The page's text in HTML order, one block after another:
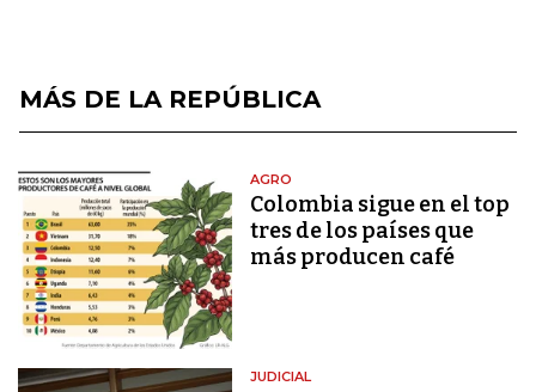
MÁS DE LA REPÚBLICA
AGRO
Colombia sigue en el top
tres de los países que
más producen café
JUDICIAL